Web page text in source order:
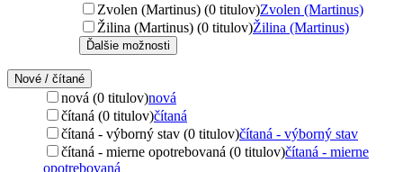
Zvolen (Martinus) (0 titulov)Zvolen (Martinus)
Žilina (Martinus) (0 titulov)Žilina (Martinus)
Ďalšie možnosti
Nové / čítané
nová (0 titulov)nová
čítaná (0 titulov)čítaná
čítaná - výborný stav (0 titulov)čítaná - výborný stav
čítaná - mierne opotrebovaná (0 titulov)čítaná - mierne
opotrebovaná